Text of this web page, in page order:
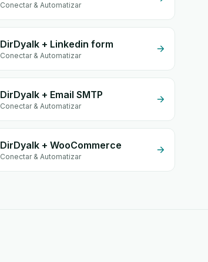
Conectar & Automatizar
DirDyalk + Linkedin form
Conectar & Automatizar
DirDyalk + Email SMTP
Conectar & Automatizar
DirDyalk + WooCommerce
Conectar & Automatizar